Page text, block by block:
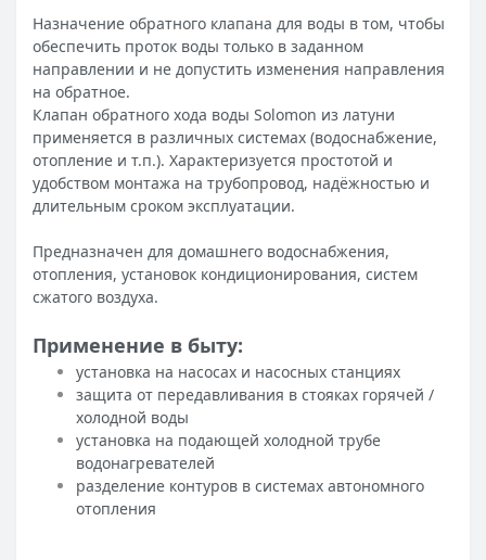
Назначение обратного клапана для воды в том, чтобы
обеспечить проток воды только в заданном
направлении и не допустить изменения направления
на обратное.
Клапан обратного хода воды Solomon из латуни
применяется в различных системах (водоснабжение,
отопление и т.п.). Характеризуется простотой и
удобством монтажа на трубопровод, надёжностью и
длительным сроком эксплуатации.
Предназначен для домашнего водоснабжения,
отопления, установок кондиционирования, систем
сжатого воздуха.
Применение в быту:
установка на насосах и насосных станциях
защита от передавливания в стояках горячей /
холодной воды
установка на подающей холодной трубе
водонагревателей
разделение контуров в системах автономного
отопления